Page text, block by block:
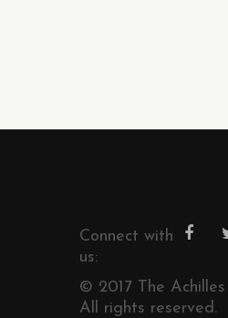
Connect with
us:
© 2017 The
All rights reserved.